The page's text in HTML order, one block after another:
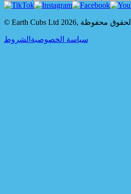
© Earth Cubs Ltd 2026, محفوظة
سياسة الخصوصية الشروط